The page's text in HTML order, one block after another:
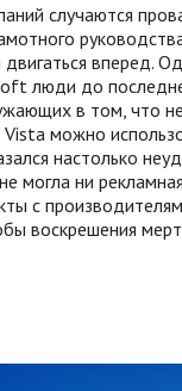
случаются
вперед.
люди до
в том, что
можно
настолько
могла ни
с
воскрешения